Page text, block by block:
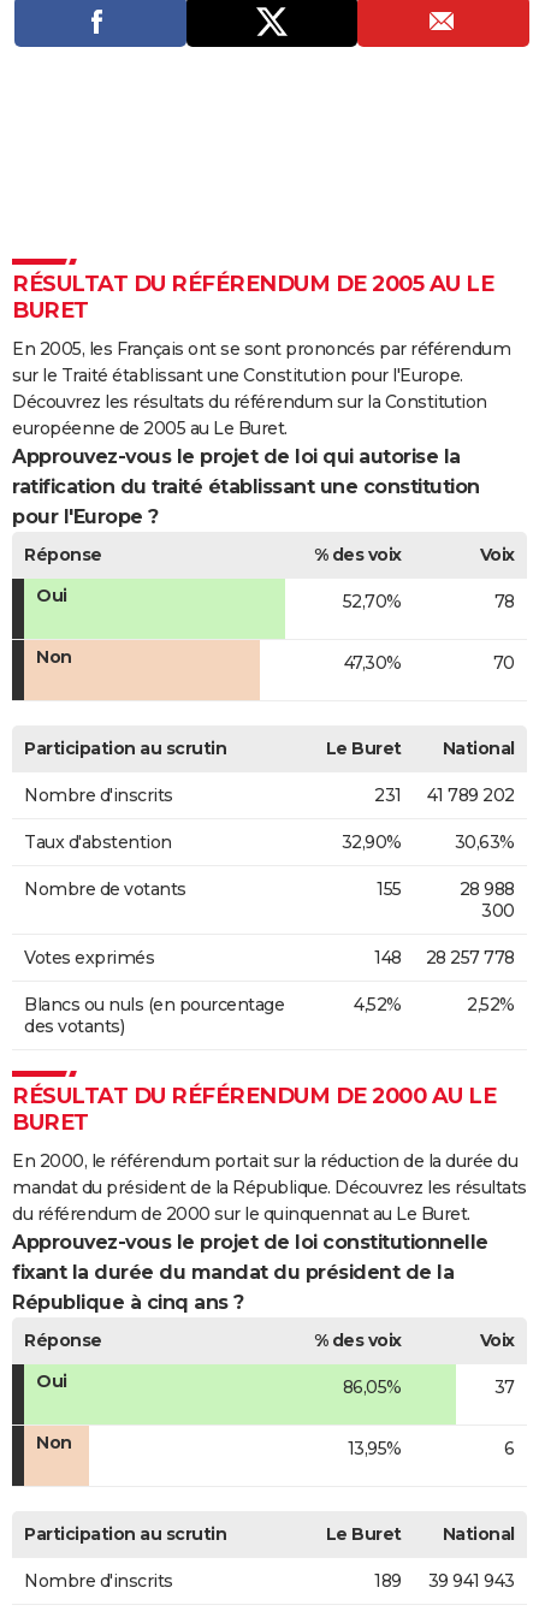
Destinations
Voyage nature
Voyage de noces
Dictionnaire
Biographies
Citations
Expressions
Proverbes
PROGRAMME TV
COPAINS D'AVANT
S'inscrire
Se connecter
Lycées
Collèges
Primaires
Universités
Entreprises
Service militaire
Avis de recherche
AVIS DE DÉCÈS
FORUM
Bricolage
Lifestyle
Culture
Sport
Auto
Television
Voyage
Cinema
RÉSULTAT DU RÉFÉRENDUM DE 2005 AU LE
BURET
En 2005, les Français ont se sont prononcés par référendum
sur le Traité établissant une Constitution pour l'Europe.
Découvrez les résultats du référendum sur la Constitution
européenne de 2005 au Le Buret.
Approuvez-vous le projet de loi qui autorise la
ratification du traité établissant une constitution
pour l'Europe ?
Réponse % des voix
Voix
Oui
52,70% 78
Non 47,30% 70
Participation au scrutin Le Buret National
Nombre d'inscrits 231 41 789 202
Taux d'abstention 32,90% 30,63%
Nombre de votants 155
28 988
300
Votes exprimés 148 28 257 778
Blancs ou nuls (en pourcentage
des votants)
4,52% 2,52%
RÉSULTAT DU RÉFÉRENDUM DE 2000 AU LE
BURET
En 2000, le référendum portait sur la réduction de la durée du
mandat du président de la République. Découvrez les résultats
du référendum de 2000 sur le quinquennat au Le Buret.
Approuvez-vous le projet de loi constitutionnelle
fixant la durée du mandat du président de la
République à cinq ans ?
Réponse % des voix
Voix
Oui
86,05% 37
Non 13,95% 6
Participation au scrutin Le Buret National
Nombre d'inscrits 189 39 941 943